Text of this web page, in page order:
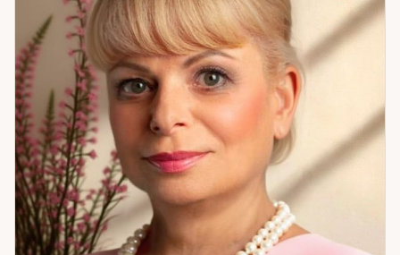
потому что только из этой точки возможны настоящие
изменения. И не делать культа из партнёра или ребёнка —
сохранять себя как личность, не растворяясь в другом
человеке. Я не пугаю и не обещаю невозможного. Я рядом
как проводник — не как тот, кто заменяет вашу волю своей.